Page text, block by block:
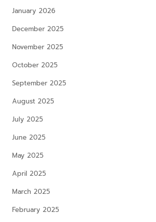
January 2026
December 2025
November 2025
October 2025
September 2025
August 2025
July 2025
June 2025
May 2025
April 2025
March 2025
February 2025